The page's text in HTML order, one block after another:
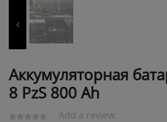
Аккумуляторная
8 PzS 800 Ah
Add a review.